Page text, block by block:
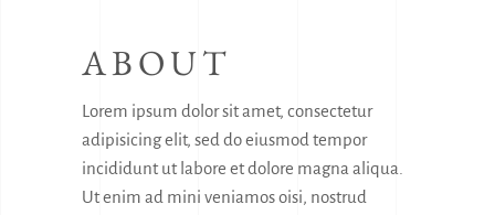
ABOUT
Lorem ipsum dolor sit amet, consectetur
adipisicing elit, sed do eiusmod tempor
incididunt ut labore et dolore magna aliqua.
Ut enim ad mini veniamos oisi, nostrud